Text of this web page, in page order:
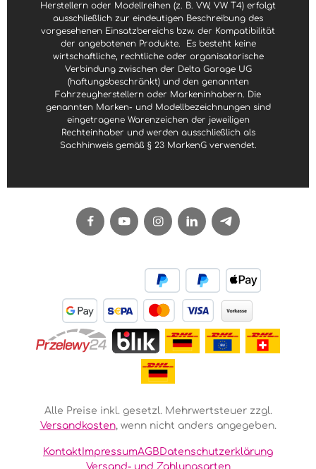
Herstellern oder Modellreihen (z. B. VW, VW T4) erfolgt
ausschließlich zur eindeutigen Beschreibung des
vorgesehenen Einsatzbereichs bzw. der Kompatibilität
der angebotenen Produkte.
Es besteht keine
wirtschaftliche, rechtliche oder organisatorische
Verbindung zwischen der Delta Garage UG
(haftungsbeschränkt) und den genannten
Fahrzeugherstellern oder Markeninhabern. Die
genannten Marken- und Modellbezeichnungen sind
eingetragene Warenzeichen der jeweiligen
Rechteinhaber und werden ausschließlich als
Sachhinweis gemäß § 23 MarkenG verwendet.
Alle Preise inkl. gesetzl. Mehrwertsteuer zzgl.
Versandkosten, wenn nicht anders angegeben.
KontaktImpressumAGBDatenschutzerklärung
Versand- und Zahlungsarten